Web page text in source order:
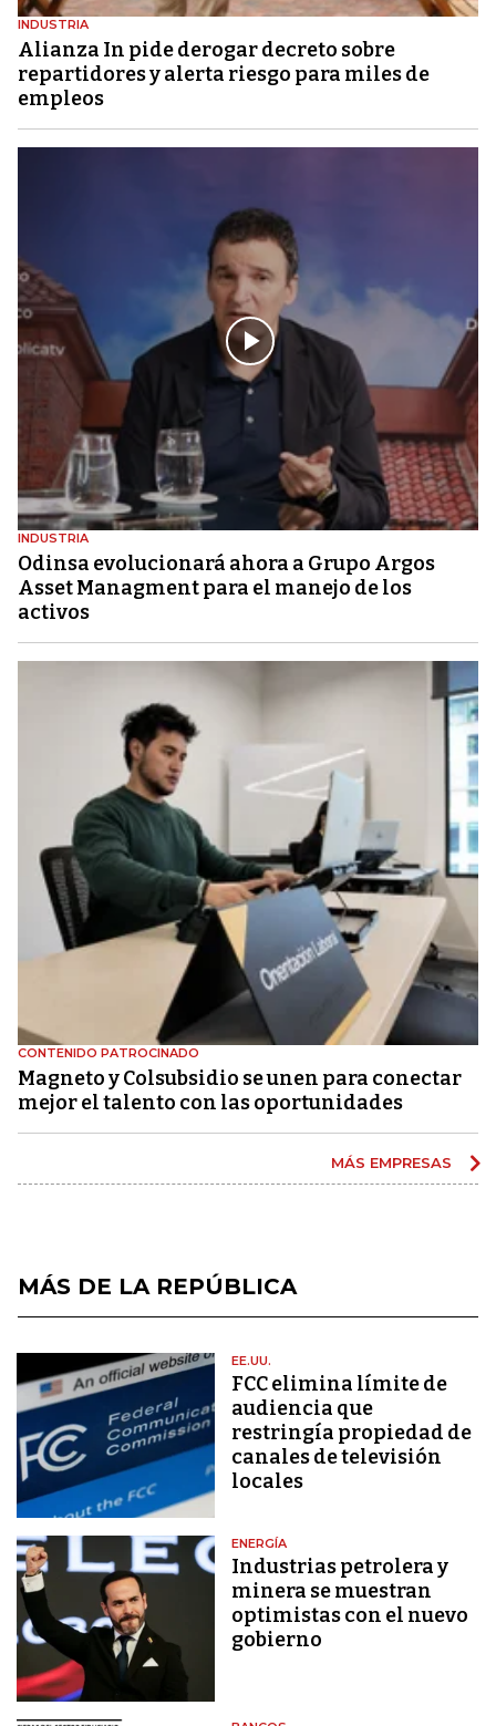
INDUSTRIA
Alianza In pide derogar decreto sobre
repartidores y alerta riesgo para miles de
empleos
INDUSTRIA
Odinsa evolucionará ahora a Grupo Argos
Asset Managment para el manejo de los
activos
CONTENIDO PATROCINADO
Magneto y Colsubsidio se unen para conectar
mejor el talento con las oportunidades
MÁS EMPRESAS
MÁS DE LA REPÚBLICA
EE.UU.
FCC elimina límite de
audiencia que
restringía propiedad de
canales de televisión
locales
ENERGÍA
Industrias petrolera y
minera se muestran
optimistas con el nuevo
gobierno